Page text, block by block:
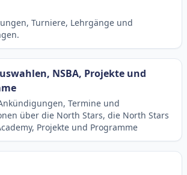
Turniere, Lehrgänge und
NSBA, Projekte und
Termine und
über die North Stars, die North Stars
Projekte und Programme